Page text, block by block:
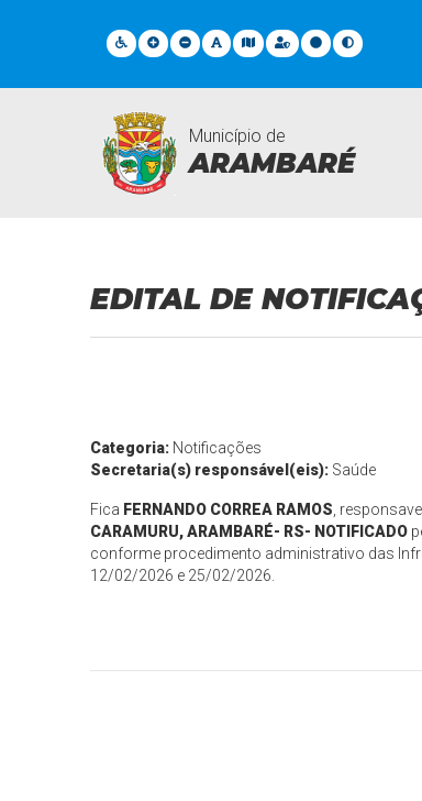
Município de
ARAMBARÉ
Documentos Gerais
EDITAL DE
Categoria: Notificações
Secretaria(s) responsável(eis): Saúde
Fica FERNANDO CORREA RAMOS ,
CARAMURU, ARAMBARÉ- RS- NOTIFICADO
conforme procedimento administrativo das
12/02/2026 e 25/02/2026.